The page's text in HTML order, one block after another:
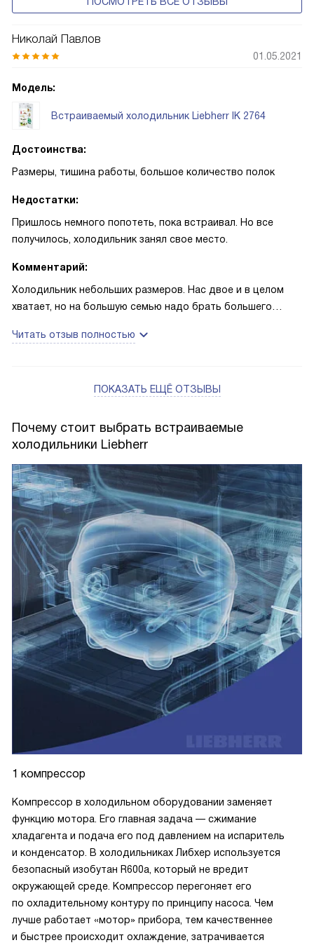
Николай Павлов
01.05.2021
Модель:
Встраиваемый холодильник Liebherr IK 2764
Достоинства:
Размеры, тишина работы, большое количество полок
Недостатки:
Пришлось немного попотеть, пока встраивал. Но все
получилось, холодильник занял свое место.
Комментарий:
Холодильник небольших размеров. Нас двое и в целом
хватает, но на большую семью надо брать большего
в норме. Подойдет для маленькой кухни или студии.
Читать отзыв полностью
ПОКАЗАТЬ ЕЩЁ ОТЗЫВЫ
Почему стоит выбрать встраиваемые
холодильники Liebherr
1 компрессор
Компрессор в холодильном оборудовании заменяет
функцию мотора. Его главная задача — сжимание
хладагента и подача его под давлением на испаритель
и конденсатор. В холодильниках Либхер используется
безопасный изобутан R600a, который не вредит
окружающей среде. Компрессор перегоняет его
по охладительному контуру по принципу насоса. Чем
лучше работает «мотор» прибора, тем качественнее
и быстрее происходит охлаждение, затрачивается